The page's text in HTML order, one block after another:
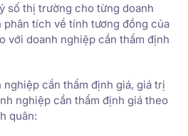
số thị trường cho từng doanh
phân tích về tính tương đồng của
với doanh nghiệp cần thẩm định
nghiệp cần thẩm định giá, giá trị
nghiệp cần thẩm định giá theo
quân: